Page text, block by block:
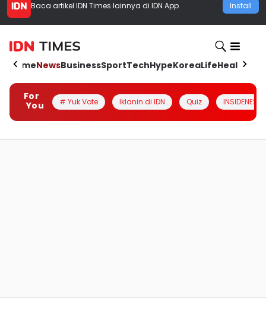
Baca artikel IDN Times lainnya di IDN App Install
HomeNewsBusinessSportTechHypeKoreaLifeHealth
For
You
# Yuk Vote Iklanin di IDN Quiz INSIDENESIA